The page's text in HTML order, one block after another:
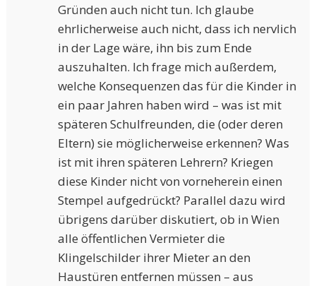
Gründen auch nicht tun. Ich glaube
ehrlicherweise auch nicht, dass ich nervlich
in der Lage wäre, ihn bis zum Ende
auszuhalten. Ich frage mich außerdem,
welche Konsequenzen das für die Kinder in
ein paar Jahren haben wird – was ist mit
späteren Schulfreunden, die (oder deren
Eltern) sie möglicherweise erkennen? Was
ist mit ihren späteren Lehrern? Kriegen
diese Kinder nicht von vorneherein einen
Stempel aufgedrückt? Parallel dazu wird
übrigens darüber diskutiert, ob in Wien
alle öffentlichen Vermieter die
Klingelschilder ihrer Mieter an den
Haustüren entfernen müssen – aus